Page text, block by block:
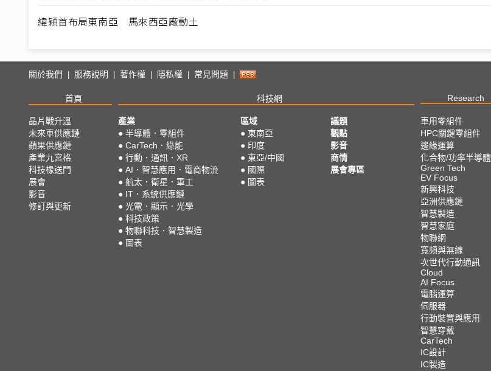
緯穎首布局東南亞 馬來西亞廠動土
關於我們 服務說明 著作權 隱私權 常見問題
首頁 科技網 Research
晶片戰升溫
未來車供應鏈
蘋果供應鏈
產業九宮格
科技椽送門
展會
影音
修訂與更新
產業
● 半導體．零組件
● CarTech．綠能
● 行動．通訊．XR
● AI．智慧應用．電商物流
● 航太．衛星．軍工
● IT．系統供應鏈
● 光電．顯示．光學
● 科技政策
● 物聯科技．智慧製造
● 圖表
區域
● 東南亞
● 印度
● 東亞/中國
● 國際
● 圖表
議題
觀點
影音
商情
展會專區
車用零組件
HPC關鍵零組件
邊緣運算
化合物/功率半導體
Green Tech
EV Focus
新興科技
亞洲供應鏈
智慧製造
智慧家庭
物聯網
寬頻與無線
次世代行動通訊
Cloud
AI Focus
電腦運算
伺服器
行動裝置與應用
智慧穿戴
CarTech
IC設計
IC製造